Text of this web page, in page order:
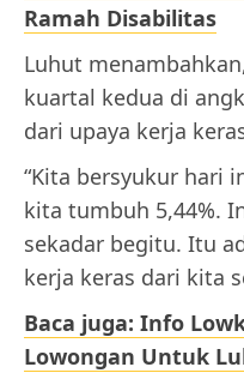
Ramah Disabilitas
Luhut
kuartal kedua di
dari upaya kerja
“Kita bersyukur hari
kita tumbuh 5,44%.
sekadar begitu. Itu
kerja keras dari kita
Baca juga: Info
Lowongan Untuk